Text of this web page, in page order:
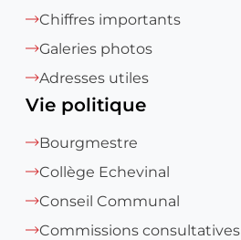
Chiffres importants
Galeries photos
Adresses utiles
Vie politique
Bourgmestre
Collège Echevinal
Conseil Communal
Commissions consultatives